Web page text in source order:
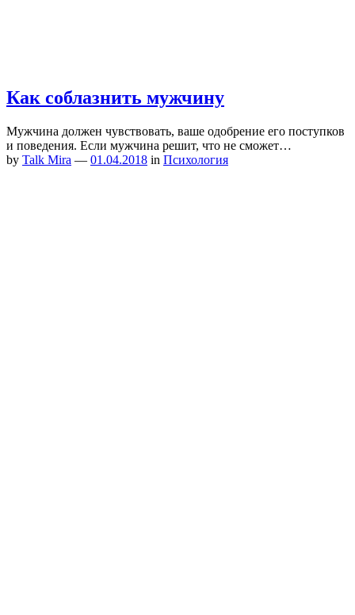
Как соблазнить мужчину
Мужчина должен чувствовать, ваше одобрение его поступков
и поведения. Если мужчина решит, что не сможет…
by Talk Mira — 01.04.2018 in Психология